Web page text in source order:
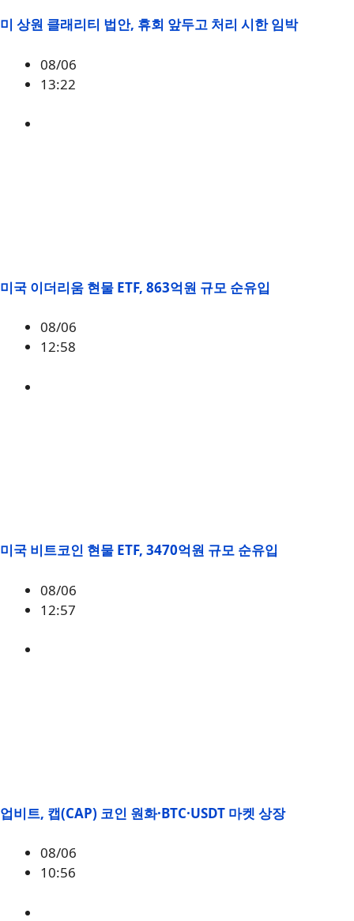
미 상원 클래리티 법안, 휴회 앞두고 처리 시한 임박
08/06
13:22
미국 이더리움 현물 ETF, 863억원 규모 순유입
08/06
12:58
미국 비트코인 현물 ETF, 3470억원 규모 순유입
08/06
12:57
업비트, 캡(CAP) 코인 원화·BTC·USDT 마켓 상장
08/06
10:56